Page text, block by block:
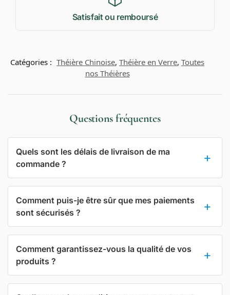
Satisfait ou remboursé
Catégories : Théière Chinoise, Théière en Verre, Toutes
nos Théières
Questions fréquentes
Quels sont les délais de livraison de ma
commande ?
Comment puis-je être sûr que mes paiements
sont sécurisés ?
Comment garantissez-vous la qualité de vos
produits ?